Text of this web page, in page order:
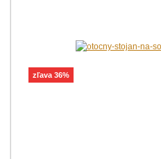
zľava 36%